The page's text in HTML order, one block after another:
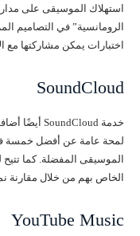
استهلاك الموسيقى على مدار
اختبارات يمكن مشاركتها مع
SoundCloud
لمحة عامة عن أفضل خمسة
الموسيقى المفضلة. كما
الخاص بهم من خلال مقارنة
YouTube Music